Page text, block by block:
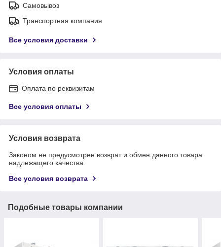
Самовывоз
Транспортная компания
Все условия доставки
Условия оплаты
Оплата по реквизитам
Все условия оплаты
Условия возврата
Законом не предусмотрен возврат и обмен данного товара
надлежащего качества
Все условия возврата
Подобные товары компании